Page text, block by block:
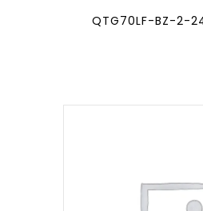
QTG70LF-BZ-2-